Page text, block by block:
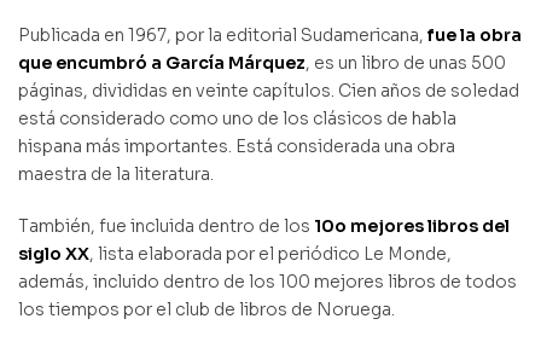
Publicada en 1967, por la editorial Sudamericana, fue la obra
que encumbró a García Márquez, es un libro de unas 500
páginas, divididas en veinte capítulos. Cien años de soledad
está considerado como uno de los clásicos de habla
hispana más importantes. Está considerada una obra
maestra de la literatura.
También, fue incluida dentro de los 10o mejores libros del
siglo XX, lista elaborada por el periódico Le Monde,
además, incluido dentro de los 100 mejores libros de todos
los tiempos por el club de libros de Noruega.